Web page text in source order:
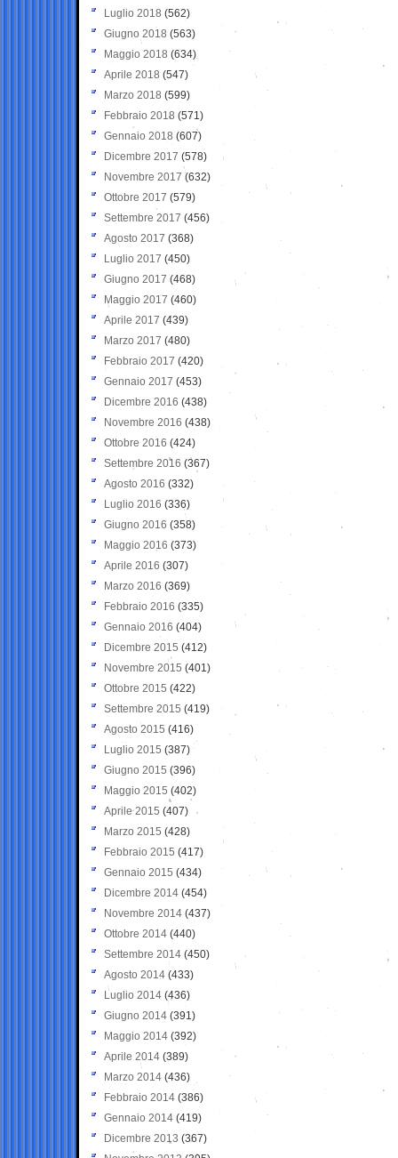
Luglio 2018 (562)
Giugno 2018 (563)
Maggio 2018 (634)
Aprile 2018 (547)
Marzo 2018 (599)
Febbraio 2018 (571)
Gennaio 2018 (607)
Dicembre 2017 (578)
Novembre 2017 (632)
Ottobre 2017 (579)
Settembre 2017 (456)
Agosto 2017 (368)
Luglio 2017 (450)
Giugno 2017 (468)
Maggio 2017 (460)
Aprile 2017 (439)
Marzo 2017 (480)
Febbraio 2017 (420)
Gennaio 2017 (453)
Dicembre 2016 (438)
Novembre 2016 (438)
Ottobre 2016 (424)
Settembre 2016 (367)
Agosto 2016 (332)
Luglio 2016 (336)
Giugno 2016 (358)
Maggio 2016 (373)
Aprile 2016 (307)
Marzo 2016 (369)
Febbraio 2016 (335)
Gennaio 2016 (404)
Dicembre 2015 (412)
Novembre 2015 (401)
Ottobre 2015 (422)
Settembre 2015 (419)
Agosto 2015 (416)
Luglio 2015 (387)
Giugno 2015 (396)
Maggio 2015 (402)
Aprile 2015 (407)
Marzo 2015 (428)
Febbraio 2015 (417)
Gennaio 2015 (434)
Dicembre 2014 (454)
Novembre 2014 (437)
Ottobre 2014 (440)
Settembre 2014 (450)
Agosto 2014 (433)
Luglio 2014 (436)
Giugno 2014 (391)
Maggio 2014 (392)
Aprile 2014 (389)
Marzo 2014 (436)
Febbraio 2014 (386)
Gennaio 2014 (419)
Dicembre 2013 (367)